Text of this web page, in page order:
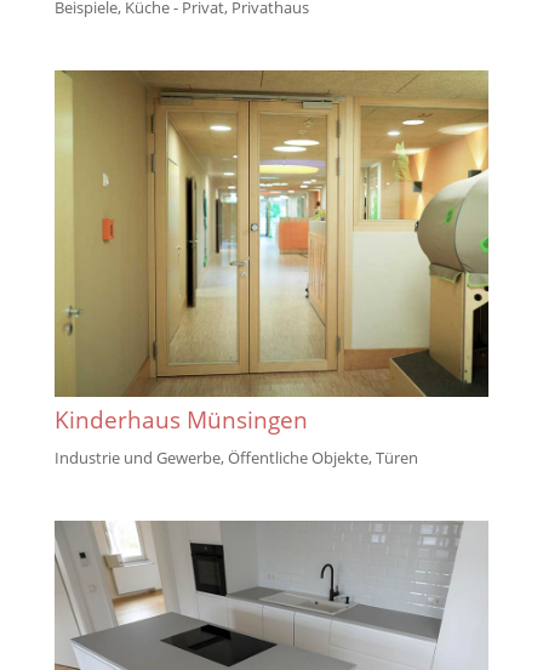
Beispiele, Küche - Privat, Privathaus
Kinderhaus Münsingen
Industrie und Gewerbe,Öffentliche Objekte,Türen